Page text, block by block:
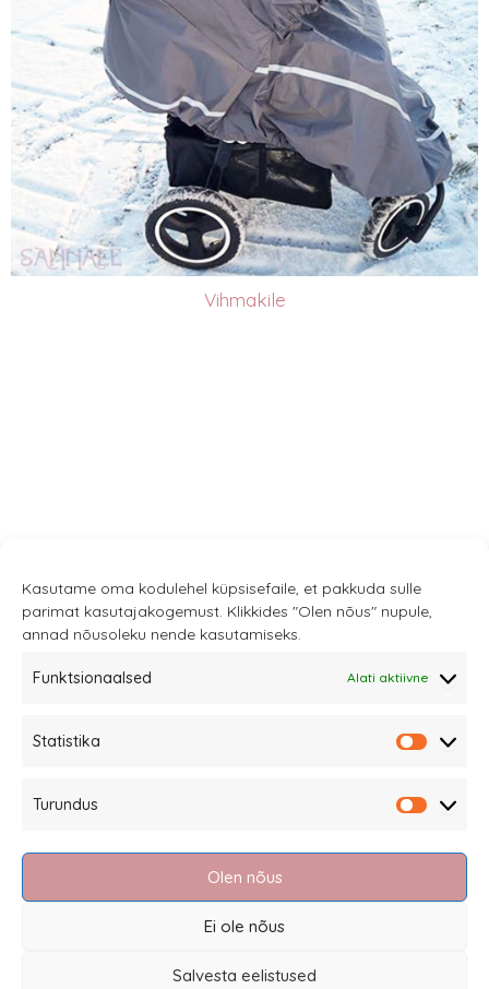
Kasutame oma kodulehel küpsisefaile, et pakkuda sulle
parimat kasutajakogemust. Klikkides "Olen nõus" nupule,
annad nõusoleku nende kasutamiseks.
Funktsionaalsed Alati aktiivne
Statistika
Turundus
Olen nõus
Ei ole nõus
Salvesta eelistused
Vihmakile
Müügitingimused
Kauba tagastamine